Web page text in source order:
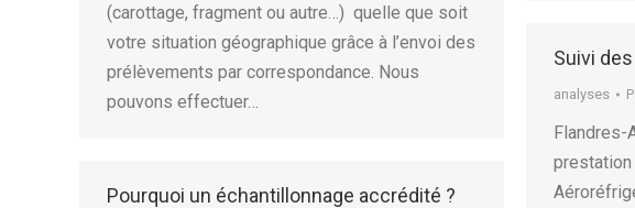
(carottage, fragment ou autre…) quelle que soit
votre situation géographique grâce à l’envoi des
prélèvements par correspondance. Nous
pouvons effectuer…
Suivi
analyses
prestation
Pourquoi un échantillonnage accrédité ?